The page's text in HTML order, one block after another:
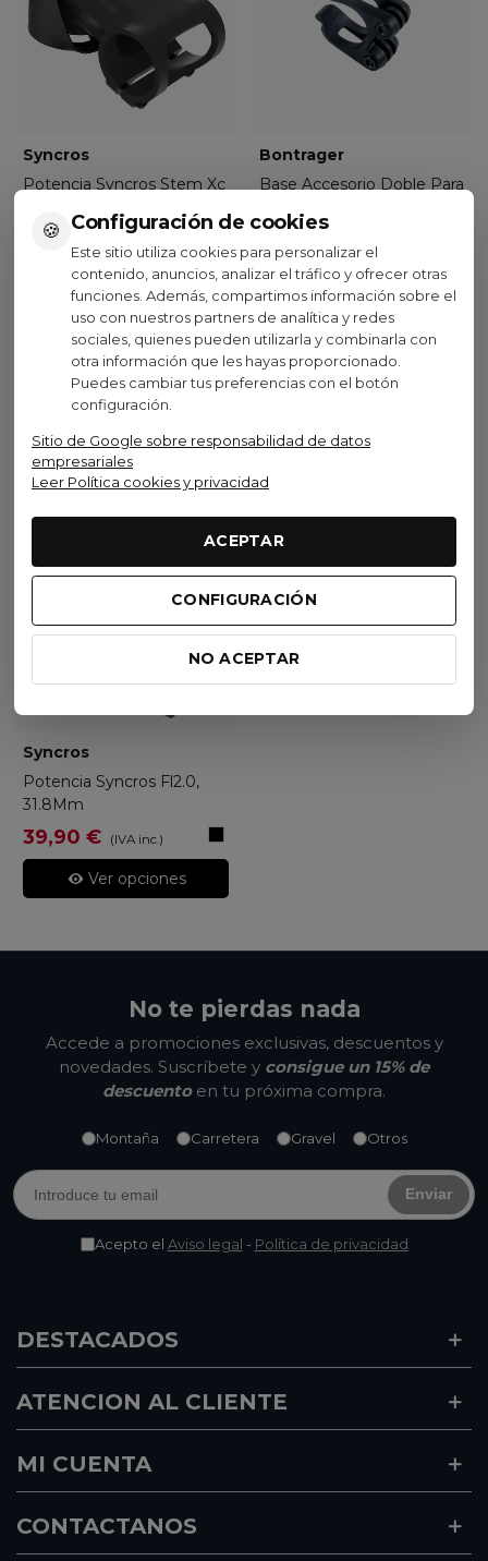
🍪 Configuración de cookies
Este sitio utiliza cookies para personalizar el
contenido, anuncios, analizar el tráfico y ofrecer otras
funciones. Además, compartimos información sobre el
uso con nuestros partners de analítica y redes
sociales, quienes pueden utilizarla y combinarla con
otra información que les hayas proporcionado.
Puedes cambiar tus preferencias con el botón
configuración.
Sitio de Google sobre responsabilidad de datos
empresariales
Leer Política cookies y privacidad
ACEPTAR
CONFIGURACIÓN
NO ACEPTAR
Syncros
Potencia Syncros Stem Xc
109,90 €
(1)
Ver opciones
Bontrager
Base Accesorio Doble Para
XXX
15,99 € (IVA inc.)
Añadir al carrito
Visto recientemente
Syncros
Potencia Syncros Fl2.0,
31.8Mm
39,90 € (IVA inc.) Negro
Ver opciones
No te pierdas nada
Accede a promociones exclusivas, descuentos y
novedades. Suscríbete y consigue un 15% de
descuentoen tu próxima compra.
Montaña Carretera Gravel Otros
Enviar
Acepto el Aviso legal - Política de privacidad
DESTACADOS
ATENCION AL CLIENTE
MI CUENTA
CONTACTANOS